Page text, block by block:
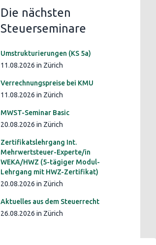
Die nächsten
Steuerseminare
Umstrukturierungen (KS 5a)
11.08.2026 in Zürich
Verrechnungspreise bei KMU
11.08.2026 in Zürich
MWST-Seminar Basic
20.08.2026 in Zürich
Zertifikatslehrgang Int.
Mehrwertsteuer-Experte/in
WEKA/HWZ (5-tägiger Modul-
Lehrgang mit HWZ-Zertifikat)
20.08.2026 in Zürich
Aktuelles aus dem Steuerrecht
26.08.2026 in Zürich